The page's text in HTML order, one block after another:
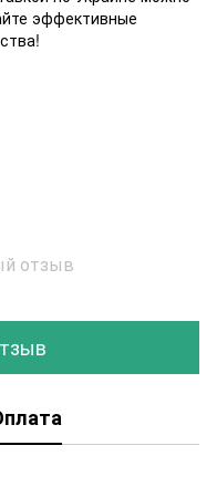
эффективные
отзыв